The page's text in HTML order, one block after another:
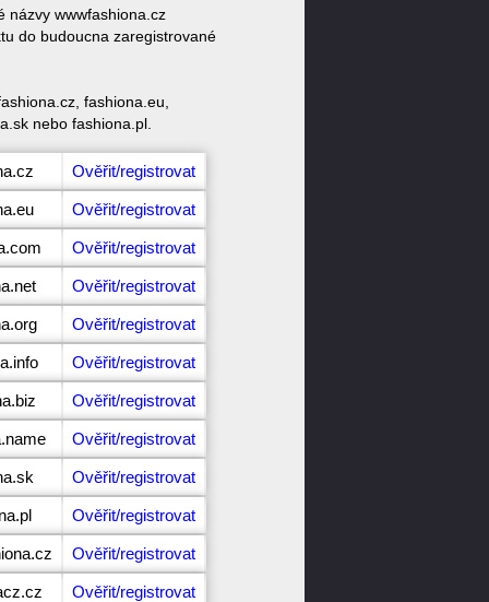
názvy wwwfashiona.cz
do budoucna zaregistrované
fashiona.eu,
nebo fashiona.pl.
Ověřit/registrovat
Ověřit/registrovat
Ověřit/registrovat
Ověřit/registrovat
Ověřit/registrovat
Ověřit/registrovat
Ověřit/registrovat
Ověřit/registrovat
Ověřit/registrovat
Ověřit/registrovat
Ověřit/registrovat
Ověřit/registrovat